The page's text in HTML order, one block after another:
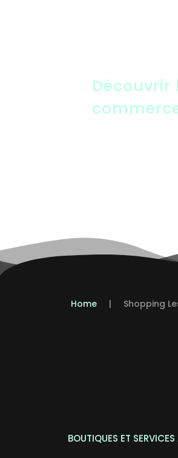
Découvrir
Home | Shopping
BOUTIQUES ET